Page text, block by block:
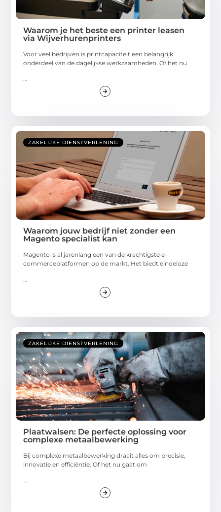
Waarom je het beste een printer leasen
via Wijverhurenprinters
Voor veel bedrijven is printcapaciteit een belangrijk
onderdeel van de dagelijkse werkzaamheden. Of het nu
...
ZAKELIJKE DIENSTVERLENING
Waarom jouw bedrijf niet zonder een
Magento specialist kan
Magento is al jarenlang een van de krachtigste e-
commerceplatformen op de markt. Het biedt eindeloze
ZAKELIJKE DIENSTVERLENING
Plaatwalsen: De perfecte oplossing voor
complexe metaalbewerking
Bij complexe metaalbewerking draait alles om precisie,
innovatie en efficiëntie. Of het nu gaat om
...